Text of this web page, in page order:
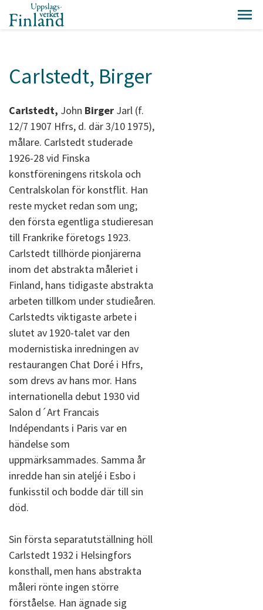
Carlstedt, Birger
Carlstedt, John Birger Jarl (f.
12/7 1907 Hfrs, d. där 3/10 1975),
målare. Carlstedt studerade
1926-28 vid Finska
konstföreningens ritskola och
Centralskolan för konstflit. Han
reste mycket redan som ung;
den första egentliga studieresan
till Frankrike företogs 1923.
Carlstedt tillhörde pionjärerna
inom det abstrakta måleriet i
Finland, hans tidigaste abstrakta
arbeten tillkom under studieåren.
Carlstedts viktigaste arbete i
slutet av 1920-talet var den
modernistiska inredningen av
restaurangen Chat Doré i Hfrs,
som drevs av hans mor. Hans
internationella debut 1930 vid
Salon d´Art Francais
Indépendants i Paris var en
händelse som
uppmärksammades. Samma år
inredde han sin ateljé i Esbo i
funkisstil och bodde där till sin
död.
Sin första separatutställning höll
Carlstedt 1932 i Helsingfors
konsthall, men hans abstrakta
måleri rönte ingen större
förståelse. Han ägnade sig